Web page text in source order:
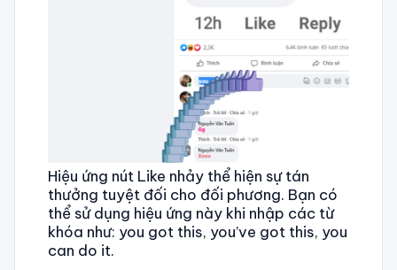
Hiệu ứng nút Like nhảy thể hiện sự tán
thưởng tuyệt đối cho đối phương. Bạn có
thể sử dụng hiệu ứng này khi nhập các từ
khóa như: you got this, you’ve got this, you
can do it.